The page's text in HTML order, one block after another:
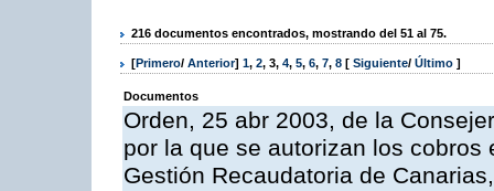
216 documentos encontrados, mostrando del 51 al 75.
[Primero/ Anterior] 1, 2, 3, 4, 5, 6, 7, 8 [ Siguiente/ Último ]
Documentos
Orden, 25 abr 2003, de la
por la que se autorizan los
Gestión Recaudatoria de